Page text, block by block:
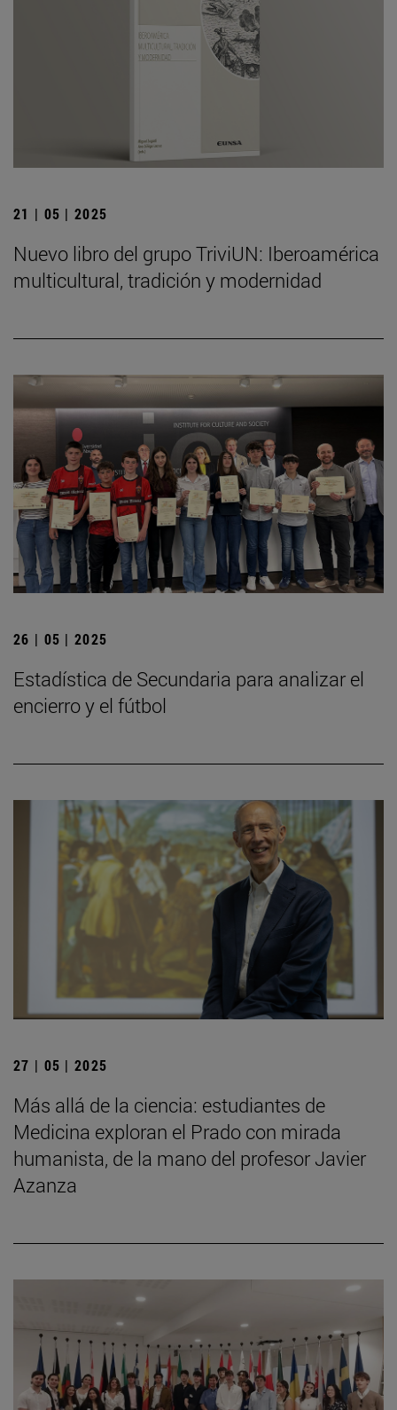
21 | 05 | 2025
Nuevo libro del grupo TriviUN: Iberoamérica
multicultural, tradición y modernidad
26 | 05 | 2025
Estadística de Secundaria para analizar el
encierro y el fútbol
27 | 05 | 2025
Más allá de la ciencia: estudiantes de
Medicina exploran el Prado con mirada
humanista, de la mano del profesor Javier
Azanza